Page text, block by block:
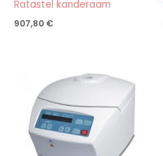
Ratastel kanderaam
907,80 €